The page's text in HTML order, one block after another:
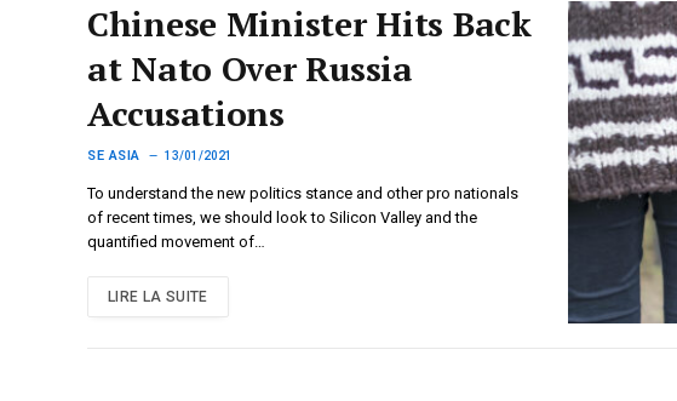
Chinese Minister Hits Back
at Nato Over Russia
Accusations
SE ASIA 13/01/2021
To understand the new politics stance and other pro nationals
of recent times, we should look to Silicon Valley and the
quantified movement of…
LIRE LA SUITE